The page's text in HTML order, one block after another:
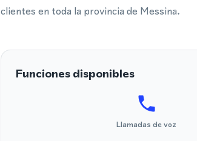
clientes en toda la provincia de Messina.
Funciones disponibles
Llamadas de voz